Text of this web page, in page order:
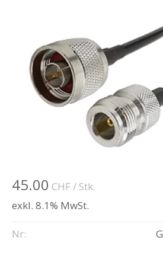
45.00 CHF/ Stk.
exkl. 8.1% MwSt.
Nr: